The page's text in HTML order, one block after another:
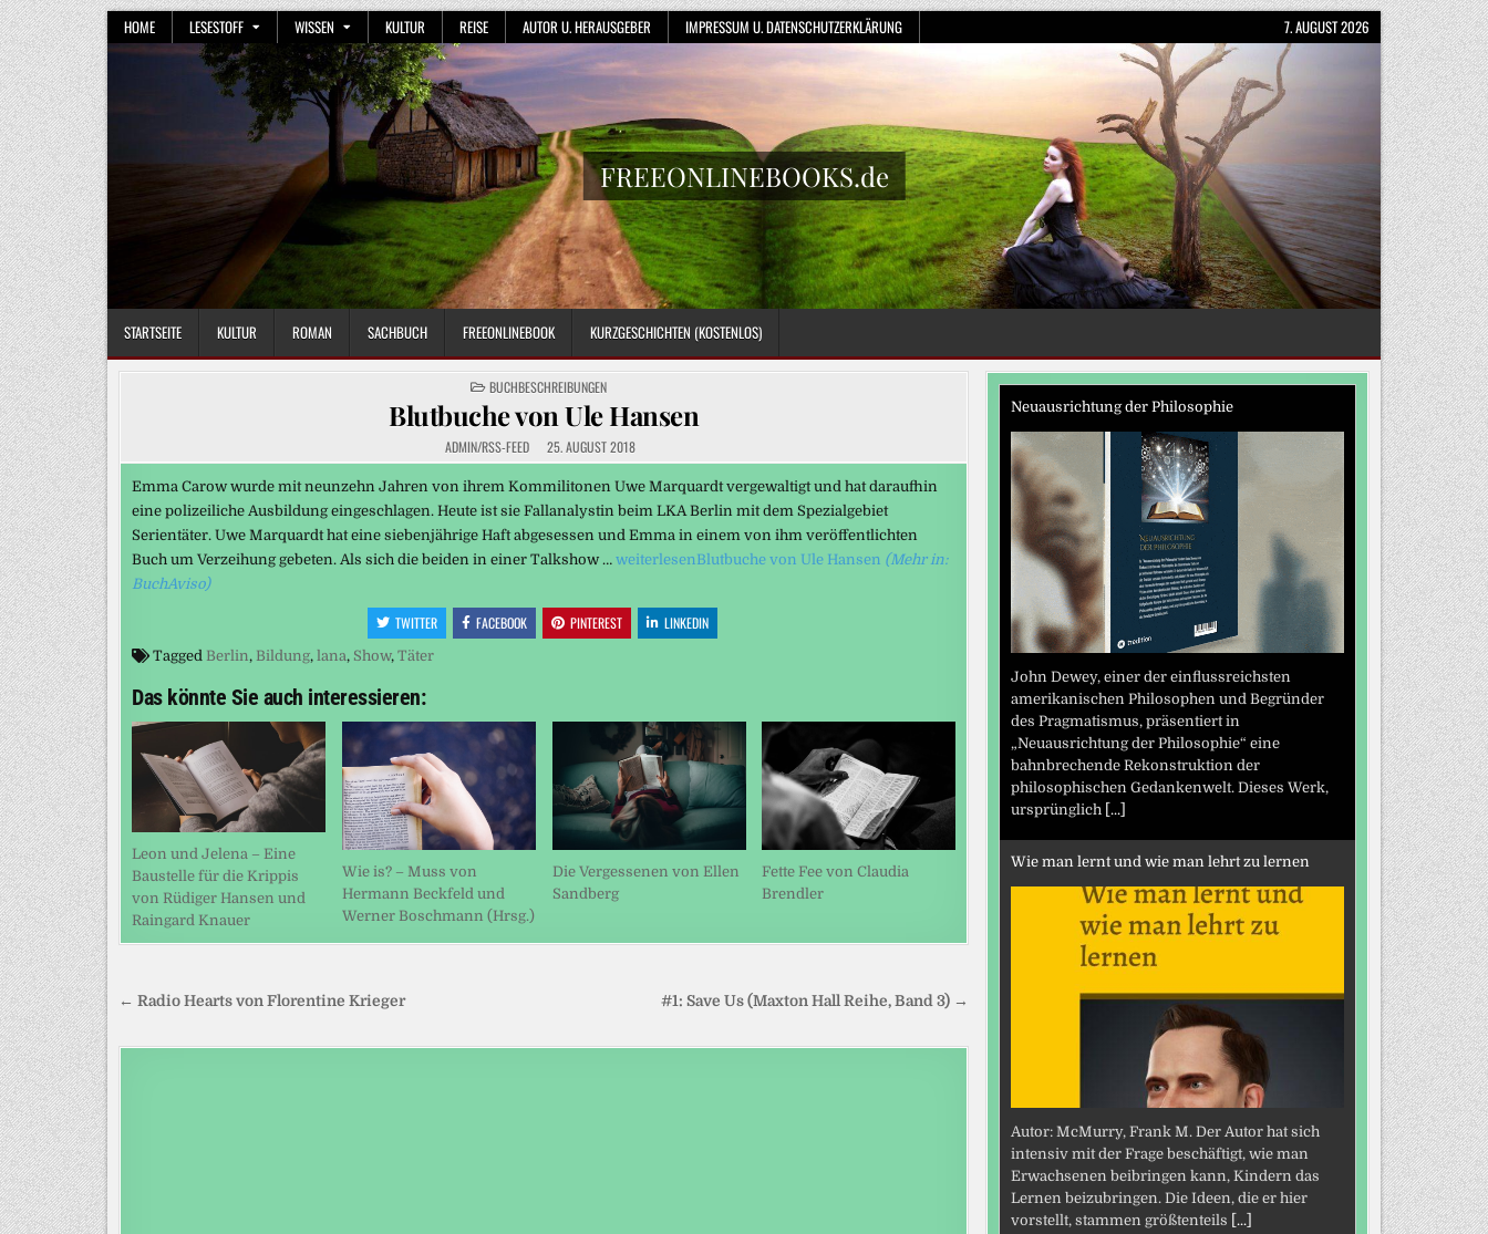
Skip
to
content
HOME LESESTOFF WISSEN KULTUR REISE AUTOR U. HERAUSGEBER IMPRESSUM U. DATENSCHUTZERKLÄRUNG 7. AUGUST 2026
FREEONLINEBOOKS.de
STARTSEITE KULTUR ROMAN SACHBUCH FREEONLINEBOOK KURZGESCHICHTEN (KOSTENLOS)
POSTED
IN
BUCHBESCHREIBUNGEN
Blutbuche von Ule Hansen
ADMIN/RSS-FEED 25. AUGUST 2018
Emma Carow wurde mit neunzehn Jahren von ihrem Kommilitonen Uwe Marquardt vergewaltigt und hat daraufhin
eine polizeiliche Ausbildung eingeschlagen. Heute ist sie Fallanalystin beim LKA Berlin mit dem Spezialgebiet
Serientäter. Uwe Marquardt hat eine siebenjährige Haft abgesessen und Emma in einem von ihm veröffentlichten
Buch um Verzeihung gebeten. Als sich die beiden in einer Talkshow … weiterlesen Blutbuche von Ule Hansen (Mehr in:
BuchAviso)
TWITTER FACEBOOK PINTEREST LINKEDIN
Tagged Berlin, Bildung, lana, Show, Täter
Das könnte Sie auch interessieren:
Leon und Jelena – Eine
Baustelle für die Krippis
von Rüdiger Hansen und
Raingard Knauer
Wie is? – Muss von
Hermann Beckfeld und
Werner Boschmann (Hrsg.)
Die Vergessenen von Ellen
Sandberg
Fette Fee von Claudia
Brendler
Beitragsnavigation #1: Save Us (Maxton Hall Reihe, Band 3) →
← Radio Hearts von Florentine Krieger
Neuausrichtung der Philosophie
John Dewey, einer der einflussreichsten
amerikanischen Philosophen und Begründer
des Pragmatismus, präsentiert in
„Neuausrichtung der Philosophie“ eine
bahnbrechende Rekonstruktion der
philosophischen Gedankenwelt. Dieses Werk,
ursprünglich [...]
Wie man lernt und wie man lehrt zu lernen
Autor: McMurry, Frank M. Der Autor hat sich
intensiv mit der Frage beschäftigt, wie man
Erwachsenen beibringen kann, Kindern das
Lernen beizubringen. Die Ideen, die er hier
vorstellt, stammen größtenteils [...]